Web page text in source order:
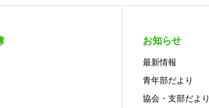
お知らせ
最新情報
青年部だより
協会・支部だより